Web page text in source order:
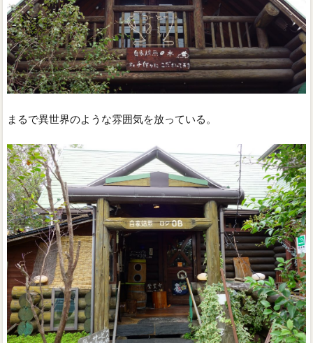
まるで異世界のような雰囲気を放っている。